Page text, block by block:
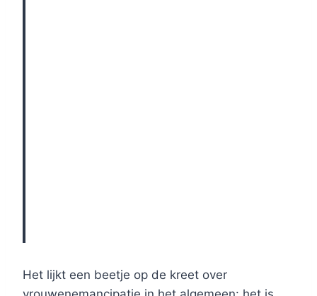
Het lijkt een beetje op de kreet over